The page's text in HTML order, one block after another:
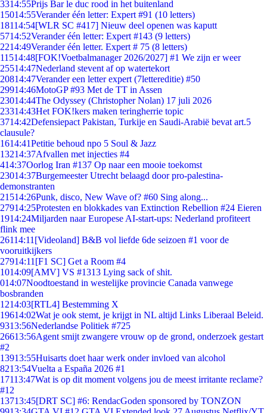
3314:55Prijs Bar le duc rood in het buitenland
15014:55Verander één letter: Expert #91 (10 letters)
18114:54[WLR SC #417] Nieuw deel openen was kaputt
5714:52Verander één letter: Expert #143 (9 letters)
2214:49Verander één letter. Expert # 75 (8 letters)
11514:48[FOK!Voetbalmanager 2026/2027] #1 We zijn er weer
25514:47Nederland stevent af op watertekort
20814:47Verander een letter expert (7lettereditie) #50
29914:46MotoGP #93 Met de TT in Assen
23014:44The Odyssey (Christopher Nolan) 17 juli 2026
23314:43Het FOK!kers maken teringherrie topic
3714:42Defensiepact Pakistan, Turkije en Saudi-Arabië bevat art.5
clausule?
1614:41Petitie behoud npo 5 Soul & Jazz
13214:37Afvallen met injecties #4
414:37Oorlog Iran #137 Op naar een mooie toekomst
23014:37Burgemeester Utrecht belaagd door pro-palestina-
demonstranten
21514:26Punk, disco, New Wave of? #60 Sing along...
27914:25Protesten en blokkades van Extinction Rebellion #24 Eieren
1914:24Miljarden naar Europese AI-start-ups: Nederland profiteert
flink mee
26114:11 [Videoland] B&B vol liefde 6de seizoen #1 voor de
vooruitkijkers
27914:11 [F1 SC] Get a Room #4
1014:09[AMV] VS #1313 Lying sack of shit.
014:07Noodtoestand in westelijke provincie Canada vanwege
bosbranden
1214:03[RTL4] Bestemming X
19614:02Wat je ook stemt, je krijgt in NL altijd Links Liberaal Beleid.
9313:56Nederlandse Politiek #725
26613:56Agent smijt zwangere vrouw op de grond, onderzoek gestart
#2
13913:55Huisarts doet haar werk onder invloed van alcohol
8213:54Vuelta a España 2026 #1
17113:47Wat is op dit moment volgens jou de meest irritante reclame?
#12
13713:45[DRT SC] #6: RendacGoden sponsored by TONZON